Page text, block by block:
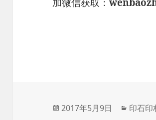
发
2017年5月9日
分
印石印